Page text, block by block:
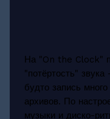
На "On the Clock"
"потёртость" звука
будто запись
архивов. По
музыки и диско-